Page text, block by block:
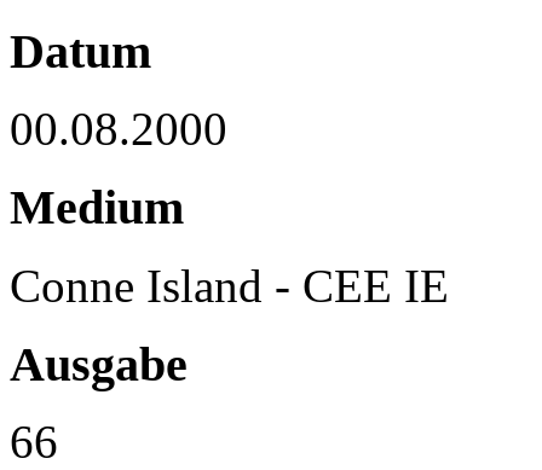
Datum
00.08.2000
Medium
Conne Island - CEE IE
Ausgabe
66